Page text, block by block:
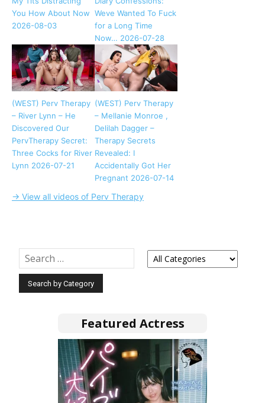
You How About Now
2026-08-03
Weve Wanted To Fuck
for a Long Time
Now… 2026-07-28
(WEST) Perv Therapy
– River Lynn – He
Discovered Our
PervTherapy Secret:
Three Cocks for River
Lynn 2026-07-21
(WEST) Perv Therapy
– Mellanie Monroe ,
Delilah Dagger –
Therapy Secrets
Revealed: I
Accidentally Got Her
Pregnant 2026-07-14
→ View all videos of Perv Therapy
Featured Actress